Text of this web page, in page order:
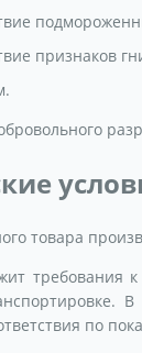
признаков
товара
требования
В
по